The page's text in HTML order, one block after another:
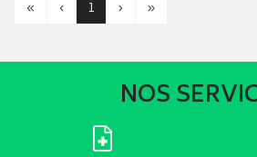
« ‹ 1 › »
NOS